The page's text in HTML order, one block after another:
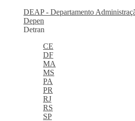
DEAP - Departamento
Depen
Detran
CE
DF
MA
MS
PA
PR
RJ
RS
SP